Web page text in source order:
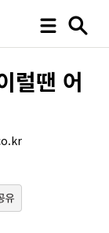
럴땐 어